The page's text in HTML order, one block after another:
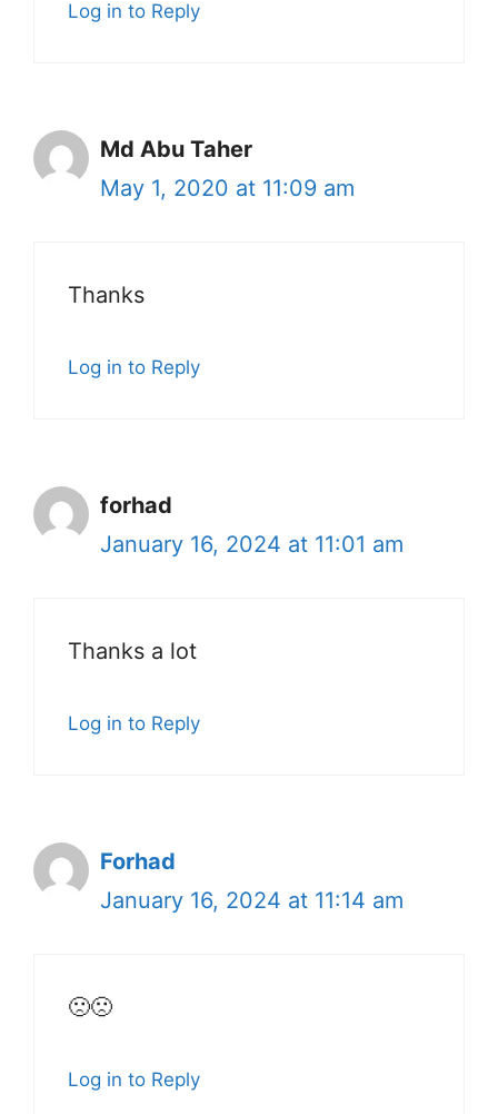
Log in to Reply
Md Abu Taher
May 1, 2020 at 11:09 am
Thanks
Log in to Reply
forhad
January 16, 2024 at 11:01 am
Thanks a lot
Log in to Reply
Forhad
January 16, 2024 at 11:14 am
🙁🙁
Log in to Reply